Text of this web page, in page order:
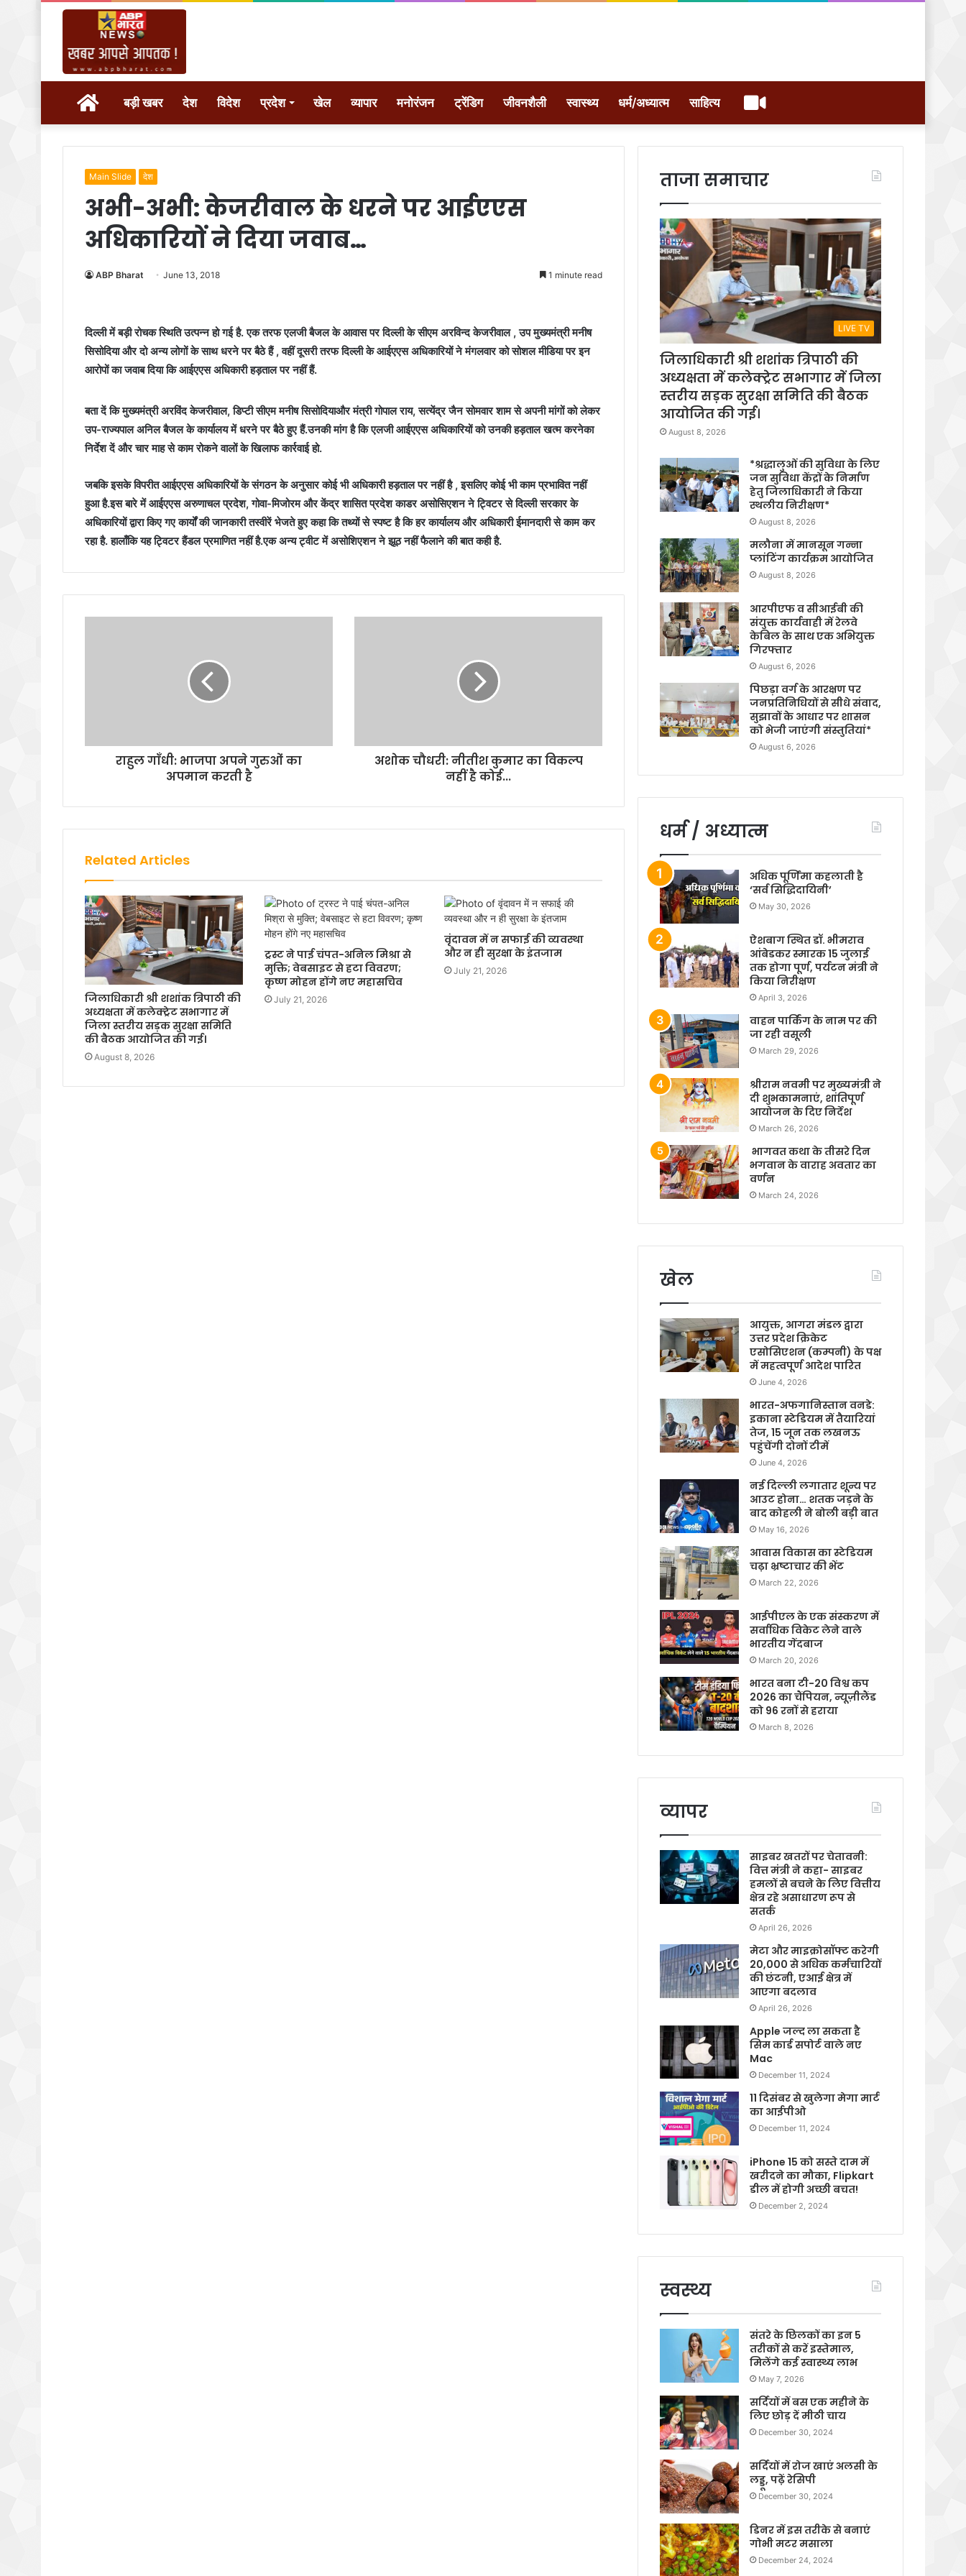
होम बड़ी खबर देश विदेश प्रदेश खेल व्यापार मनोरंजन ट्रेंडिग जीवनशैली स्वास्थ्य धर्म/अध्यात्म साहित्य वीडियो
Main Slide देश
अभी-अभी: केजरीवाल के धरने पर आईएएस
अधिकारियों ने दिया जवाब…
ABP Bharat June 13, 2018 1 minute read
दिल्ली में बड़ी रोचक स्थिति उत्पन्न हो गई है. एक तरफ एलजी बैजल के आवास पर दिल्ली के सीएम अरविन्द केजरीवाल , उप मुख्यमंत्री मनीष
सिसोदिया और दो अन्य लोगों के साथ धरने पर बैठे हैं , वहीं दूसरी तरफ दिल्ली के आईएएस अधिकारियों ने मंगलवार को सोशल मीडिया पर इन
आरोपों का जवाब दिया कि आईएएस अधिकारी हड़ताल पर नहीं हैं.
बता दें कि मुख्यमंत्री अरविंद केजरीवाल, डिप्टी सीएम मनीष सिसोदियाऔर मंत्री गोपाल राय, सत्येंद्र जैन सोमवार शाम से अपनी मांगों को लेकर
उप-राज्यपाल अनिल बैजल के कार्यालय में धरने पर बैठे हुए हैं.उनकी मांग है कि एलजी आईएएस अधिकारियों को उनकी हड़ताल खत्म करनेका
निर्देश दें और चार माह से काम रोकने वालों के खिलाफ कार्रवाई हो.
जबकि इसके विपरीत आईएएस अधिकारियों के संगठन के अनुसार कोई भी अधिकारी हड़ताल पर नहीं है , इसलिए कोई भी काम प्रभावित नहीं
हुआ है.इस बारे में आईएएस अरुणाचल प्रदेश, गोवा-मिजोरम और केंद्र शासित प्रदेश काडर असोसिएशन ने ट्विटर से दिल्ली सरकार के
अधिकारियों द्वारा किए गए कार्यों की जानकारी तस्वीरें भेजते हुए कहा कि तथ्यों से स्पष्ट है कि हर कार्यालय और अधिकारी ईमानदारी से काम कर
रहा है. हालाँकि यह ट्विटर हैंडल प्रमाणित नहीं है.एक अन्य ट्वीट में असोशिएशन ने झूठ नहीं फैलाने की बात कही है.
राहुल गाँधी: भाजपा अपने गुरुओं का
अपमान करती है
अशोक चौधरी: नीतीश कुमार का विकल्प
नहीं है कोई...
Related Articles
जिलाधिकारी श्री शशांक त्रिपाठी की
अध्यक्षता में कलेक्ट्रेट सभागार में
जिला स्तरीय सड़क सुरक्षा समिति
की बैठक आयोजित की गई।
August 8, 2026
ट्रस्ट ने पाई चंपत-अनिल मिश्रा से
मुक्ति; वेबसाइट से हटा विवरण;
कृष्ण मोहन होंगे नए महासचिव
July 21, 2026
वृंदावन में न सफाई की व्यवस्था
और न ही सुरक्षा के इंतजाम
July 21, 2026
ताजा समाचार
LIVE TV
जिलाधिकारी श्री शशांक त्रिपाठी की
अध्यक्षता में कलेक्ट्रेट सभागार में जिला
स्तरीय सड़क सुरक्षा समिति की बैठक
आयोजित की गई।
August 8, 2026
*श्रद्धालुओं की सुविधा के लिए
जन सुविधा केंद्रों के निर्माण
हेतु जिलाधिकारी ने किया
स्थलीय निरीक्षण*
August 8, 2026
मलौना में मानसून गन्ना
प्लांटिंग कार्यक्रम आयोजित
August 8, 2026
आरपीएफ व सीआईबी की
संयुक्त कार्यवाही में रेलवे
केबिल के साथ एक अभियुक्त
गिरफ्तार
August 6, 2026
पिछड़ा वर्ग के आरक्षण पर
जनप्रतिनिधियों से सीधे संवाद,
सुझावों के आधार पर शासन
को भेजी जाएंगी संस्तुतियां*
August 6, 2026
धर्म / अध्यात्म
अधिक पूर्णिमा कहलाती है
‘सर्व सिद्धिदायिनी’
May 30, 2026
ऐशबाग स्थित डॉ. भीमराव
आंबेडकर स्मारक 15 जुलाई
तक होगा पूर्ण, पर्यटन मंत्री ने
किया निरीक्षण
April 3, 2026
वाहन पार्किंग के नाम पर की
जा रही वसूली
March 29, 2026
श्रीराम नवमी पर मुख्यमंत्री ने
दी शुभकामनाएं, शांतिपूर्ण
आयोजन के दिए निर्देश
March 26, 2026
भागवत कथा के तीसरे दिन
भगवान के वाराह अवतार का
वर्णन
March 24, 2026
खेल
आयुक्त, आगरा मंडल द्वारा
उत्तर प्रदेश क्रिकेट
एसोसिएशन (कम्पनी) के पक्ष
में महत्वपूर्ण आदेश पारित
June 4, 2026
भारत-अफगानिस्तान वनडे:
इकाना स्टेडियम में तैयारियां
तेज, 15 जून तक लखनऊ
पहुंचेंगी दोनों टीमें
June 4, 2026
नई दिल्ली लगातार शून्य पर
आउट होना… शतक जड़ने के
बाद कोहली ने बोली बड़ी बात
May 16, 2026
आवास विकास का स्टेडियम
चढ़ा भ्रष्टाचार की भेंट
March 22, 2026
आईपीएल के एक संस्करण में
सर्वाधिक विकेट लेने वाले
भारतीय गेंदबाज
March 20, 2026
भारत बना टी-20 विश्व कप
2026 का चैंपियन, न्यूज़ीलैंड
को 96 रनों से हराया
March 8, 2026
व्यापर
साइबर खतरों पर चेतावनी:
वित्त मंत्री ने कहा- साइबर
हमलों से बचने के लिए वित्तीय
क्षेत्र रहे असाधारण रूप से
सतर्क
April 26, 2026
मेटा और माइक्रोसॉफ्ट करेगी
20,000 से अधिक कर्मचारियों
की छंटनी, एआई क्षेत्र में
आएगा बदलाव
April 26, 2026
Apple जल्द ला सकता है
सिम कार्ड सपोर्ट वाले नए
Mac
December 11, 2024
11 दिसंबर से खुलेगा मेगा मार्ट
का आईपीओ
December 11, 2024
iPhone 15 को सस्ते दाम में
खरीदने का मौका, Flipkart
डील में होगी अच्छी बचत!
December 2, 2024
स्वस्थ्य
संतरे के छिलकों का इन 5
तरीकों से करें इस्तेमाल,
मिलेंगे कई स्वास्थ्य लाभ
May 7, 2026
सर्दियों में बस एक महीने के
लिए छोड़ दें मीठी चाय
December 30, 2024
सर्दियों में रोज खाएं अलसी के
लड्डू, पढ़ें रेसिपी
December 30, 2024
डिनर में इस तरीके से बनाएं
गोभी मटर मसाला
December 24, 2024